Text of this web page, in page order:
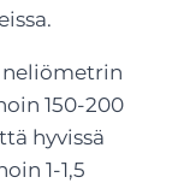
neliömetrin
150-200
hyvissä
1-1,5